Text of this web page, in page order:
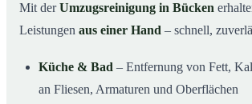
Mit derUmzugsreinigung in Bücken
Leistungen aus einer Hand – schnell,
Küche & Bad – Entfernung von Fett,
an Fliesen, Armaturen und Oberflächen